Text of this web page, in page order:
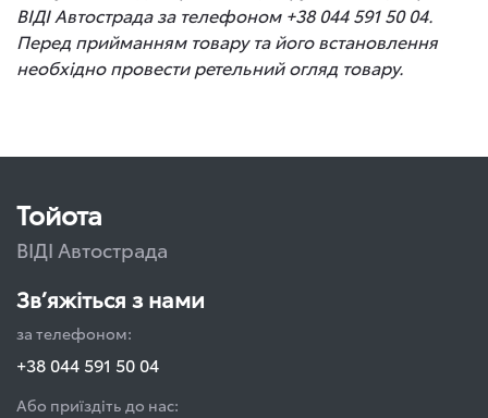
ВІДІ Автострада за телефоном +38 044 591 50 04.
Перед прийманням товару та його встановлення
необхідно провести ретельний огляд товару.
Тойота
ВІДІ Автострада
Зв’яжіться з нами
за телефоном:
+38 044 591 50 04
Або приїздіть до нас: